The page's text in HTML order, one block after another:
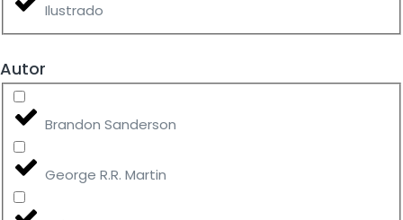
Ilustrado
Autor
Brandon Sanderson
George R.R. Martin